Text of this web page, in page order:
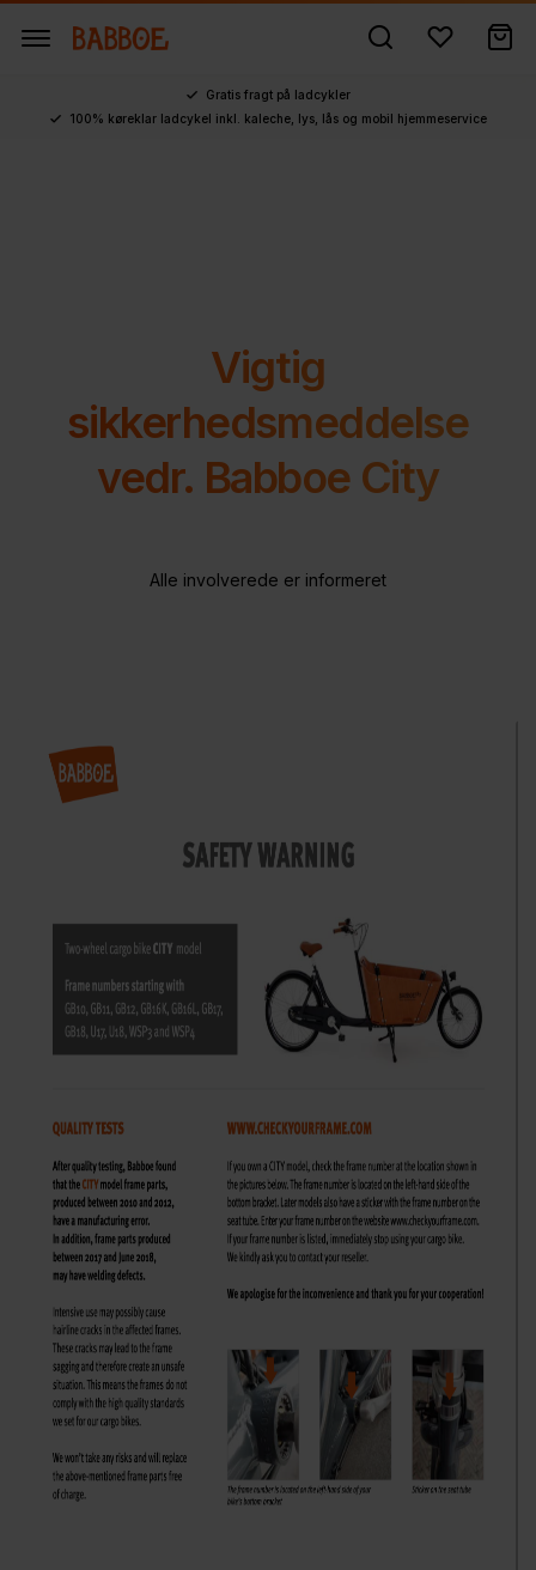
Gratis fragt på ladcykler
100% køreklar ladcykel inkl. kaleche, lys, lås og mobil hjemmeservice
Vigtig
sikkerhedsmeddelse
vedr. Babboe City
Alle involverede er informeret